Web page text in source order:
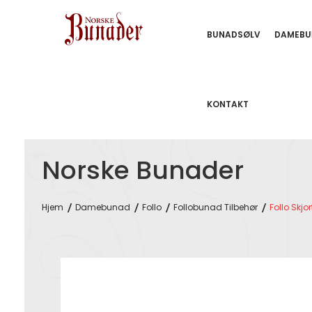
BUNADSØLV
KONTAKT
Norske Bunader
Hjem Damebunad Follo Follobunad Tilbehør Follo